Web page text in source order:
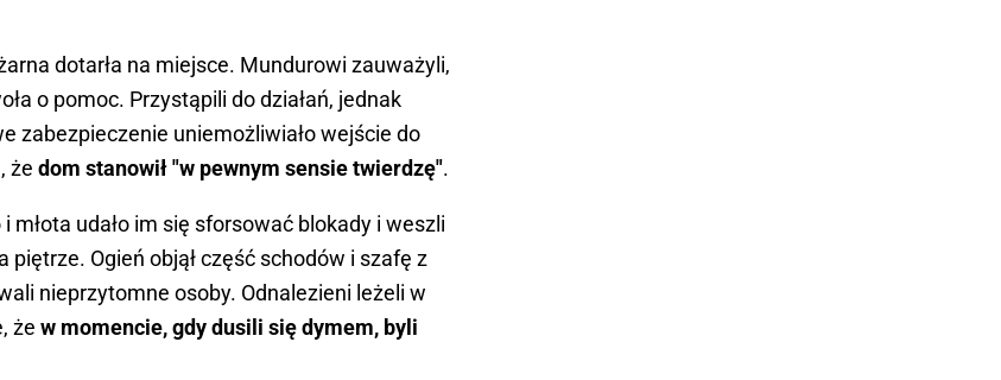
dotarła na miejsce. Mundurowi zauważyli,
o pomoc. Przystąpili do działań, jednak
zabezpieczenie uniemożliwiało wejście do
że dom stanowił "w pewnym sensie twierdzę".
udało im się sforsować blokady i weszli
piętrze. Ogień objął część schodów i szafę z
nieprzytomne osoby. Odnalezieni leżeli w
że w momencie, gdy dusili się dymem, byli